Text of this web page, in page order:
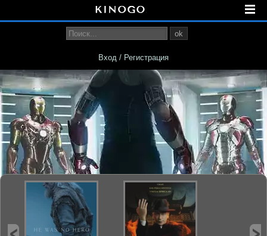
ok
Вход / Регистрация